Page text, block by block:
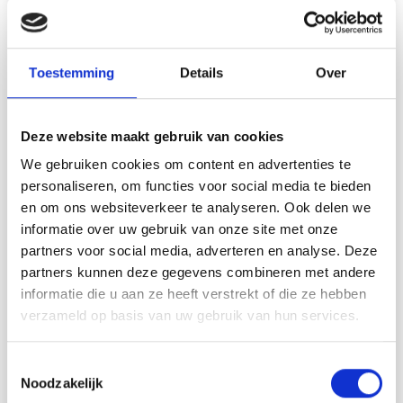
Toestemming Details Over
Deze website maakt gebruik van cookies
We gebruiken cookies om content en advertenties te
personaliseren, om functies voor social media te bieden
en om ons websiteverkeer te analyseren. Ook delen we
informatie over uw gebruik van onze site met onze
partners voor social media, adverteren en analyse. Deze
partners kunnen deze gegevens combineren met andere
informatie die u aan ze heeft verstrekt of die ze hebben
verzameld op basis van uw gebruik van hun services.
Noodzakelijk
DROPS Design: Modèle l-168
Groupe de filsC ou A + A
-------------------------------------------------------
Tourde tête: 54/56 - 58/60 cm
LAINE:
DROPS BOMULL-LIN de Garnstudio (appartient au
groupe de fils C)
150-150 g coloris 03, sable
OU:
C)
150-150 g coloris 67, blé
DIVERS: